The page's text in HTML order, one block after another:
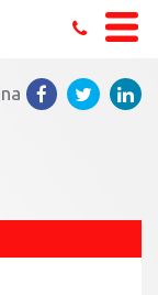
Veneboerloop